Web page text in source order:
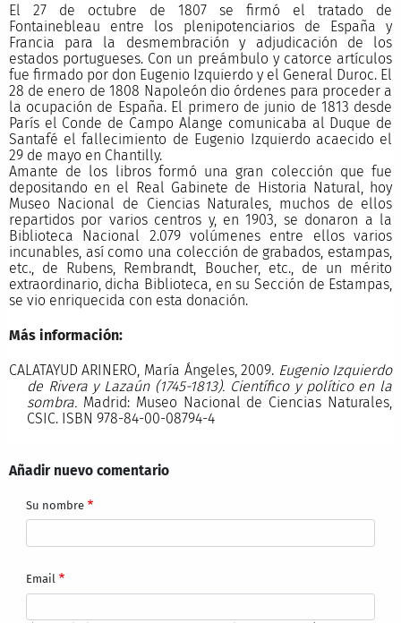
El 27 de octubre de 1807 se firmó el tratado de
Fontainebleau entre los plenipotenciarios de España y
Francia para la desmembración y adjudicación de los
estados portugueses. Con un preámbulo y catorce artículos
fue firmado por don Eugenio Izquierdo y el General Duroc. El
28 de enero de 1808 Napoleón dio órdenes para proceder a
la ocupación de España. El primero de junio de 1813 desde
París el Conde de Campo Alange comunicaba al Duque de
Santafé el fallecimiento de Eugenio Izquierdo acaecido el
29 de mayo en Chantilly.
Amante de los libros formó una gran colección que fue
depositando en el Real Gabinete de Historia Natural, hoy
Museo Nacional de Ciencias Naturales, muchos de ellos
repartidos por varios centros y, en 1903, se donaron a la
Biblioteca Nacional 2.079 volúmenes entre ellos varios
incunables, así como una colección de grabados, estampas,
etc., de Rubens, Rembrandt, Boucher, etc., de un mérito
extraordinario, dicha Biblioteca, en su Sección de Estampas,
se vio enriquecida con esta donación.
Más información:
CALATAYUD ARINERO, María Ángeles, 2009. Eugenio Izquierdo
de Rivera y Lazaún (1745-1813). Científico y político en la
sombra.Madrid: Museo Nacional de Ciencias Naturales,
CSIC. ISBN 978-84-00-08794-4
Añadir nuevo comentario
Su nombre
Email